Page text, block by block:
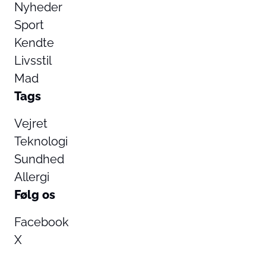
Nyheder
Sport
Kendte
Livsstil
Mad
Tags
Vejret
Teknologi
Sundhed
Allergi
Følg os
Facebook
X